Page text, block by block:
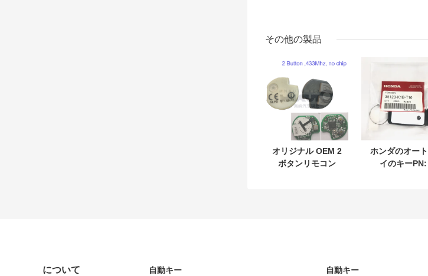
その他の製品
オリジナル OEM 2
ボタンリモコン
ホンダのオー
イのキーPN:
について 自動キー 自動キー